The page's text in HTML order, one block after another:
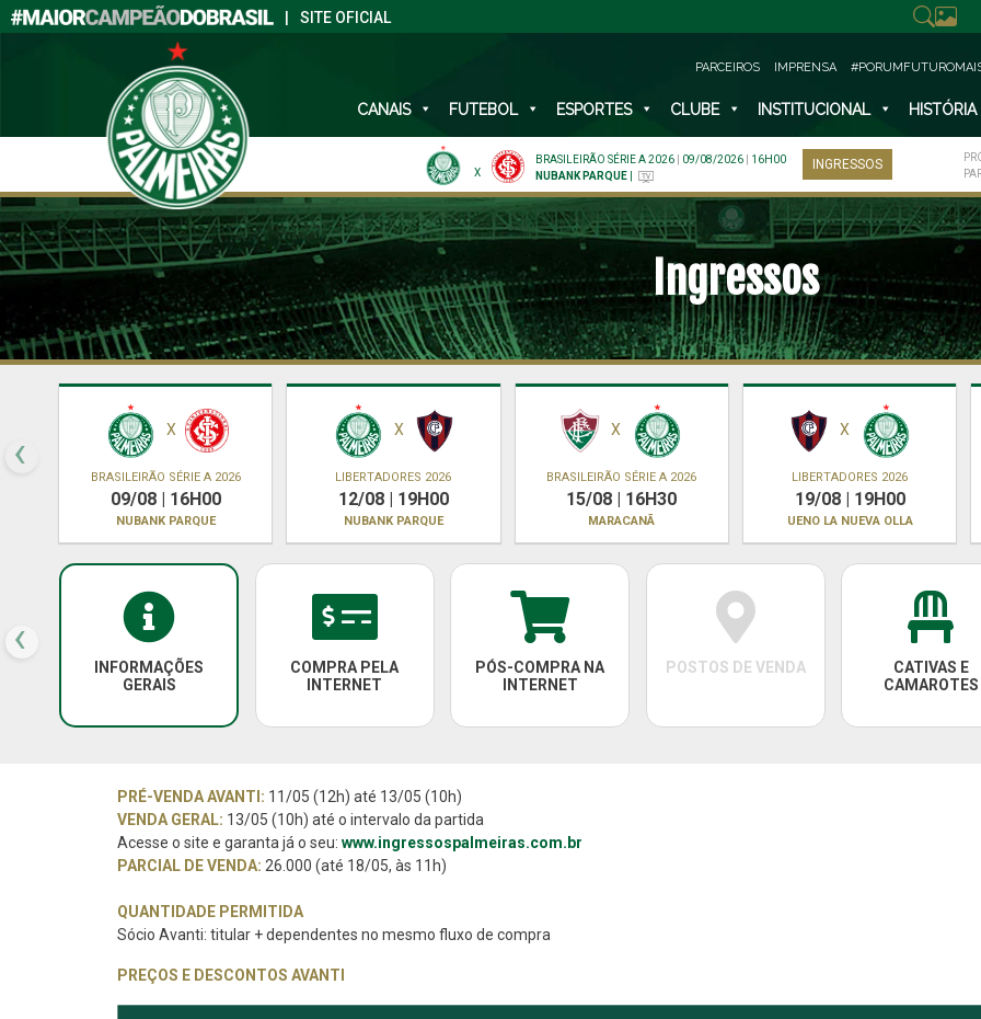
SITE OFICIAL
PARCEIROS IMPRENSA
CANAIS FUTEBOL ESPORTES CLUBE INSTITUCIONAL HISTÓRIA
X
BRASILEIRÃO SÉRIE A 2026 09/08/2026
16H00
NUBANK PARQUE
INGRESSOS
Ingressos
X
BRASILEIRÃO SÉRIE A 2026
09/08 | 16H00
NUBANK PARQUE
X
LIBERTADORES 2026
12/08 | 19H00
NUBANK PARQUE
X
BRASILEIRÃO SÉRIE A 2026
15/08 | 16H30
MARACANÃ
X
LIBERTADORES 2026
19/08 | 19H00
UENO LA NUEVA OLLA
‹
INFORMAÇÕES
GERAIS
COMPRA PELA
INTERNET
PÓS-COMPRA NA
INTERNET
POSTOS DE VENDA
CATIVAS E
CAMAROTES
‹
PRÉ-VENDA AVANTI: 11/05 (12h) até 13/05 (10h)
VENDA GERAL: 13/05 (10h) até o intervalo da partida
Acesse o site e garanta já o seu: www.ingressospalmeiras.com.br
PARCIAL DE VENDA: 26.000 (até 18/05, às 11h)
QUANTIDADE PERMITIDA
Sócio Avanti: titular + dependentes no mesmo fluxo de compra
PREÇOS E DESCONTOS AVANTI